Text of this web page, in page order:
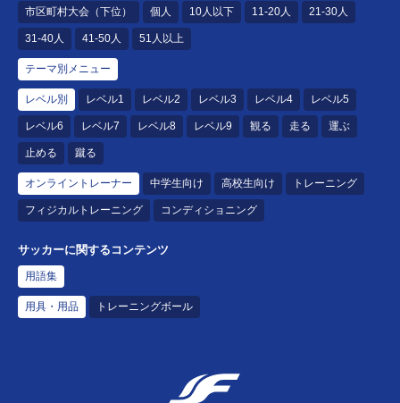
市区町村大会（下位） 個人 10人以下 11-20人 21-30人
31-40人 41-50人 51人以上
テーマ別メニュー
レベル別 レベル1 レベル2 レベル3 レベル4 レベル5
レベル6 レベル7 レベル8 レベル9 観る 走る 運ぶ
止める 蹴る
オンライントレーナー 中学生向け 高校生向け トレーニング
フィジカルトレーニング コンディショニング
サッカーに関するコンテンツ
用語集
用具・用品 トレーニングボール